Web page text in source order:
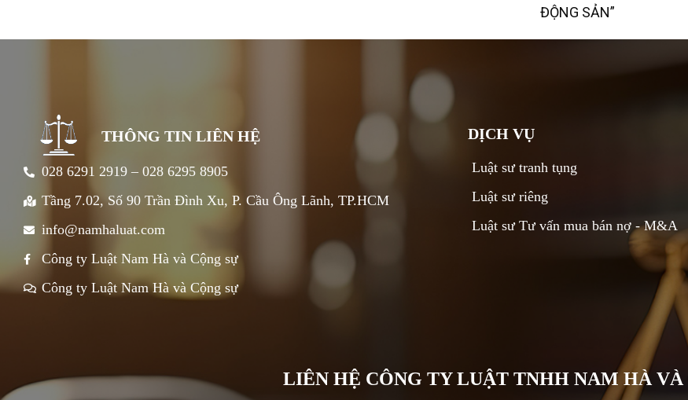
ĐỘNG SẢN”
THÔNG TIN LIÊN HỆ
028 6291 2919 – 028 6295 8905
Tầng 7.02, Số 90 Trần Đình Xu, P. Cầu Ông Lãnh, TP.HCM
info@namhaluat.com
Công ty Luật Nam Hà và Cộng sự
Công ty Luật Nam Hà và Cộng sự
DỊCH VỤ
Luật sư tranh tụng
Luật sư riêng
Luật sư Tư vấn mua bán nợ - M&A
LIÊN HỆ CÔNG TY LUẬT TNHH NAM HÀ VÀ